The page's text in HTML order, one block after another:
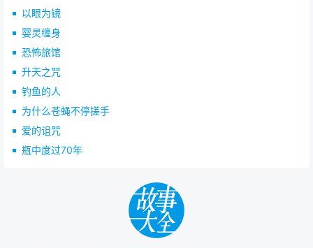
以眼为镜
婴灵缠身
恐怖旅馆
升天之咒
钓鱼的人
为什么苍蝇不停搓手
爱的诅咒
瓶中度过70年